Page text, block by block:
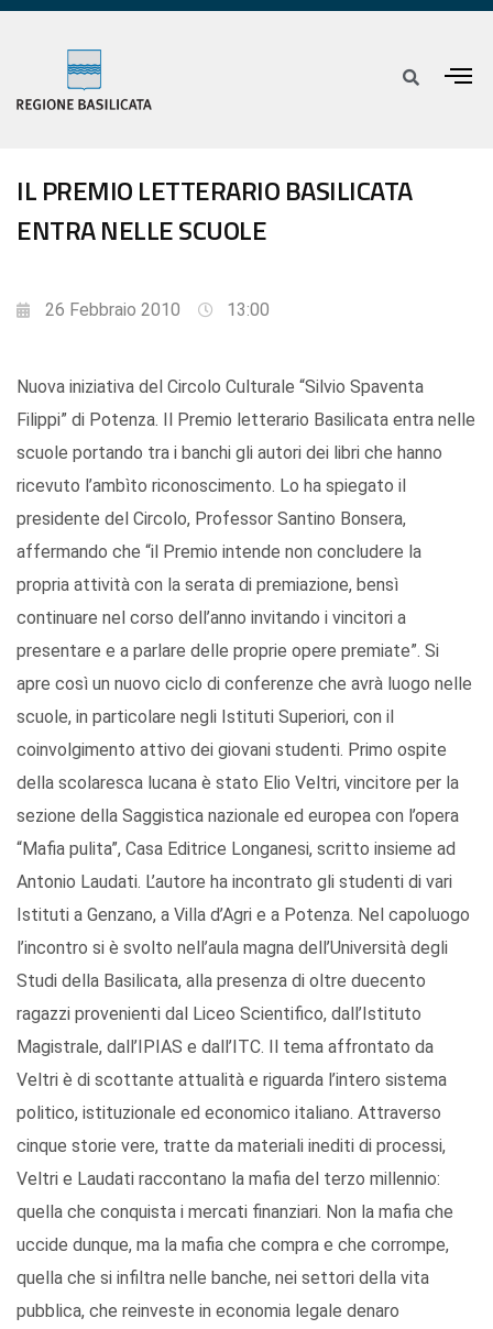
IL PREMIO LETTERARIO BASILICATA
ENTRA NELLE SCUOLE
26 Febbraio 2010 13:00
Nuova iniziativa del Circolo Culturale “Silvio Spaventa
Filippi” di Potenza. Il Premio letterario Basilicata entra nelle
scuole portando tra i banchi gli autori dei libri che hanno
ricevuto l’ambìto riconoscimento. Lo ha spiegato il
presidente del Circolo, Professor Santino Bonsera,
affermando che “il Premio intende non concludere la
propria attività con la serata di premiazione, bensì
continuare nel corso dell’anno invitando i vincitori a
presentare e a parlare delle proprie opere premiate”. Si
apre così un nuovo ciclo di conferenze che avrà luogo nelle
scuole, in particolare negli Istituti Superiori, con il
coinvolgimento attivo dei giovani studenti. Primo ospite
della scolaresca lucana è stato Elio Veltri, vincitore per la
sezione della Saggistica nazionale ed europea con l’opera
“Mafia pulita”, Casa Editrice Longanesi, scritto insieme ad
Antonio Laudati. L’autore ha incontrato gli studenti di vari
Istituti a Genzano, a Villa d’Agri e a Potenza. Nel capoluogo
l’incontro si è svolto nell’aula magna dell’Università degli
Studi della Basilicata, alla presenza di oltre duecento
ragazzi provenienti dal Liceo Scientifico, dall’Istituto
Magistrale, dall’IPIAS e dall’ITC. Il tema affrontato da
Veltri è di scottante attualità e riguarda l’intero sistema
politico, istituzionale ed economico italiano. Attraverso
cinque storie vere, tratte da materiali inediti di processi,
Veltri e Laudati raccontano la mafia del terzo millennio:
quella che conquista i mercati finanziari. Non la mafia che
uccide dunque, ma la mafia che compra e che corrompe,
quella che si infiltra nelle banche, nei settori della vita
pubblica, che reinveste in economia legale denaro